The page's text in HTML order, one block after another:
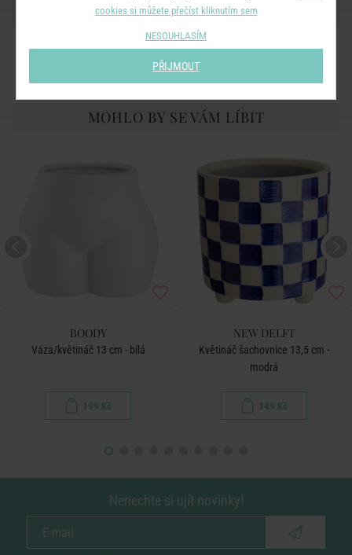
SDÍLEJTE S PŘÁTELI
MOHLO BY SE VÁM LÍBIT
BOODY
Váza/květináč 13 cm - bílá
199 Kč
NEW DELFT
Květináč šachovnice 13,5 cm -
modrá
349 Kč
Nenechte si ujít novinky!
cookies si můžete přečíst kliknutím sem
NESOUHLASÍM
PŘIJMOUT